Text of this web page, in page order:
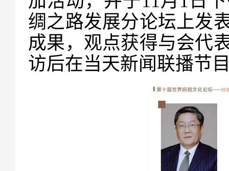
绸之路发展分论坛上发
成果，观点获得与会代
访后在当天新闻联播节